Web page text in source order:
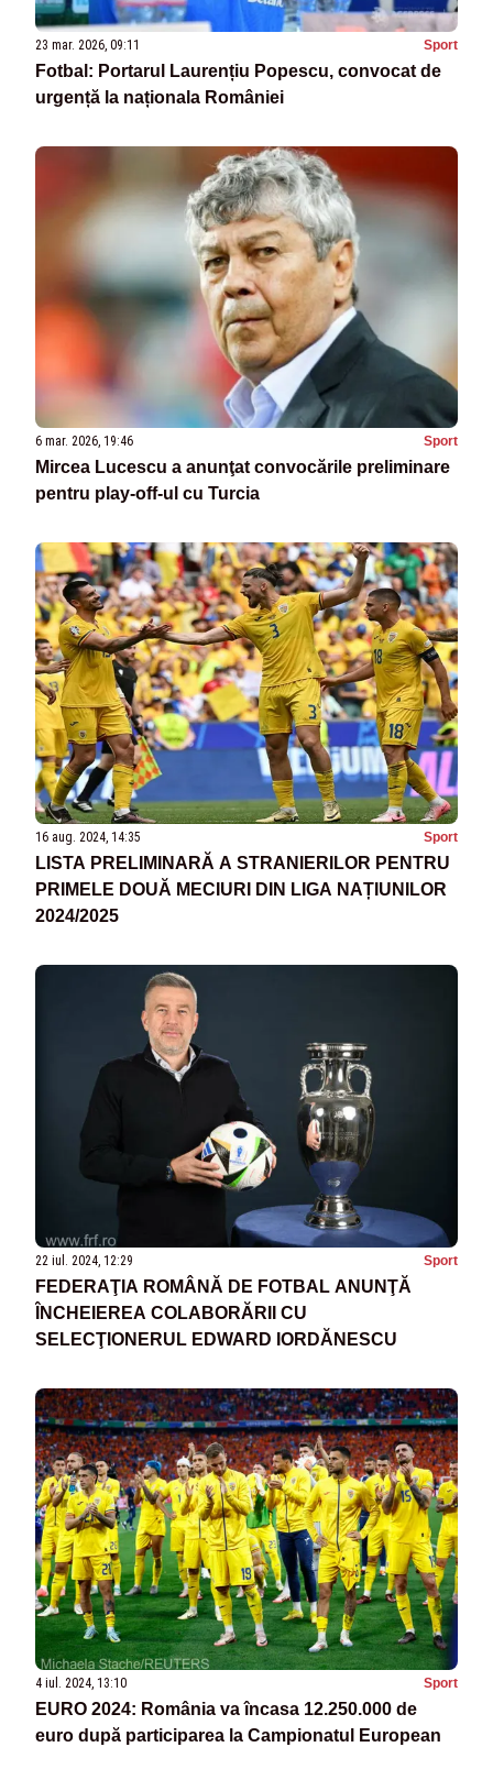
23 mar. 2026, 09:11 Sport
Fotbal: Portarul Laurențiu Popescu, convocat de
urgență la naționala României
6 mar. 2026, 19:46 Sport
Mircea Lucescu a anunţat convocările preliminare
pentru play-off-ul cu Turcia
16 aug. 2024, 14:35 Sport
LISTA PRELIMINARĂ A STRANIERILOR PENTRU
PRIMELE DOUĂ MECIURI DIN LIGA NAȚIUNILOR
2024/2025
22 iul. 2024, 12:29 Sport
FEDERAŢIA ROMÂNĂ DE FOTBAL ANUNŢĂ
ÎNCHEIEREA COLABORĂRII CU
SELECŢIONERUL EDWARD IORDĂNESCU
4 iul. 2024, 13:10 Sport
EURO 2024: România va încasa 12.250.000 de
euro după participarea la Campionatul European